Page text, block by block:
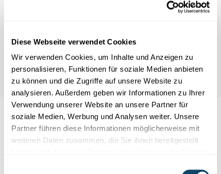
Diese Webseite verwendet Cookies
Wir verwenden Cookies, um Inhalte und Anzeigen zu
personalisieren, Funktionen für soziale Medien anbieten
zu können und die Zugriffe auf unsere Website zu
analysieren. Außerdem geben wir Informationen zu Ihrer
Verwendung unserer Website an unsere Partner für
soziale Medien, Werbung und Analysen weiter. Unsere
Partner führen diese Informationen möglicherweise mit
weiteren Daten zusammen, die Sie ihnen bereitgestellt
Auch interessant